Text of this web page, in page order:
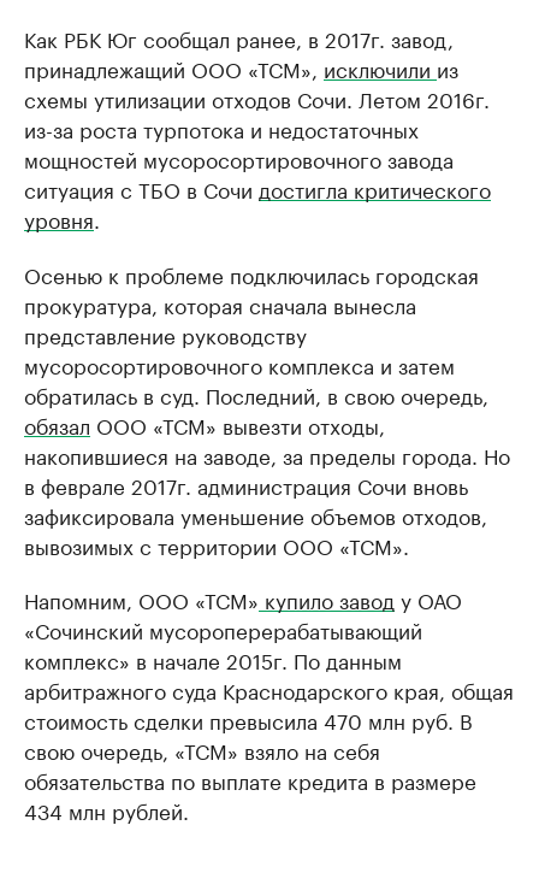
Как РБК Юг сообщал ранее, в 2017г. завод,
принадлежащий ООО «ТСМ», исключили из
схемы утилизации отходов Сочи. Летом 2016г.
из-за роста турпотока и недостаточных
мощностей мусоросортировочного завода
ситуация с ТБО в Сочи достигла критического
уровня
Осенью к проблеме подключилась городская
прокуратура, которая сначала вынесла
представление руководству
мусоросортировочного комплекса и затем
обратилась в суд. Последний, в свою очередь,
обязал ООО «ТСМ» вывезти отходы,
накопившиеся на заводе, за пределы города. Но
в феврале 2017г. администрация Сочи вновь
зафиксировала уменьшение объемов отходов,
вывозимых с территории ООО «ТСМ».
Напомним, ООО «ТСМ» купило завод у ОАО
«Сочинский мусороперерабатывающий
комплекс» в начале 2015г. По данным
арбитражного суда Краснодарского края, общая
стоимость сделки превысила 470 млн руб. В
свою очередь, «ТСМ» взяло на себя
обязательства по выплате кредита в размере
434 млн рублей.